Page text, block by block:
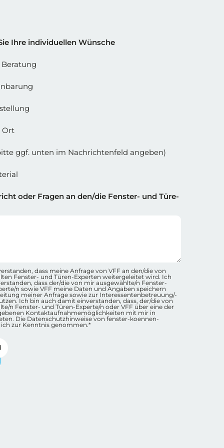
2
Ihre individuellen Wünsche
Beratung
Ort
ggf. unten im Nachrichtenfeld angeben)
oder Fragen an den/die Fenster- und Türe-
Checkbox Container
dass meine Anfrage von VFF an den/die von
Fenster- und Türen-Experten weitergeleitet wird. Ich
dass der/die von mir ausgewählte/n Fenster-
n sowie VFF meine Daten und Angaben speichern
meiner Anfrage sowie zur Interessentenbetreuung/-
Ich bin auch damit einverstanden, dass, der/die von
n Fenster- und Türen-Experte/n oder VFF über eine der
Kontaktaufnahmemöglichkeiten mit mir in
Die Datenschutzhinweise von fenster-koennen-
zur Kenntnis genommen.*